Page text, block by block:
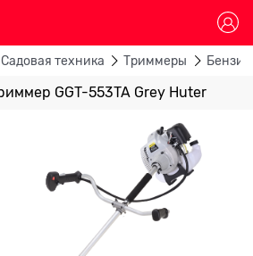
Садовая техника Триммеры
GGT-553TA Grey Huter